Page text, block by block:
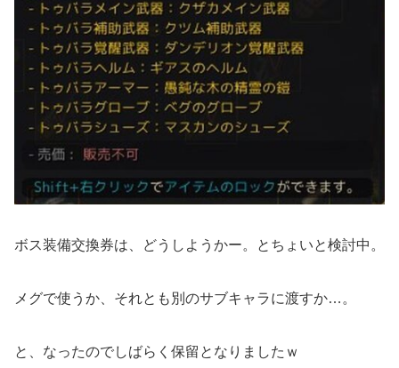
ボス装備交換券は、どうしようかー。とちょいと検討中。
メグで使うか、それとも別のサブキャラに渡すか…。
と、なったのでしばらく保留となりましたｗ